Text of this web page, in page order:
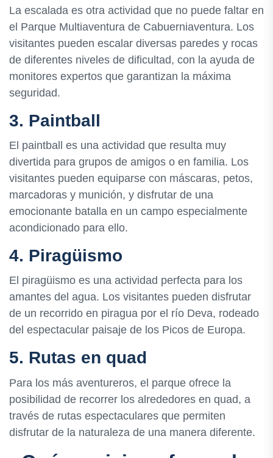
La escalada es otra actividad que no puede faltar en
el Parque Multiaventura de Cabuerniaventura. Los
visitantes pueden escalar diversas paredes y rocas
de diferentes niveles de dificultad, con la ayuda de
monitores expertos que garantizan la máxima
seguridad.
3. Paintball
El paintball es una actividad que resulta muy
divertida para grupos de amigos o en familia. Los
visitantes pueden equiparse con máscaras, petos,
marcadoras y munición, y disfrutar de una
emocionante batalla en un campo especialmente
acondicionado para ello.
4. Piragüismo
El piragüismo es una actividad perfecta para los
amantes del agua. Los visitantes pueden disfrutar
de un recorrido en piragua por el río Deva, rodeado
del espectacular paisaje de los Picos de Europa.
5. Rutas en quad
Para los más aventureros, el parque ofrece la
posibilidad de recorrer los alrededores en quad, a
través de rutas espectaculares que permiten
disfrutar de la naturaleza de una manera diferente.